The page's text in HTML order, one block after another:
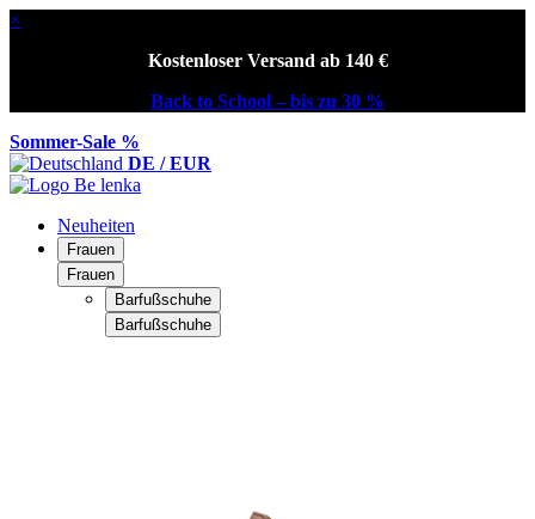
×
Kostenloser Versand ab 140 €
Back to School – bis zu 30 %
Sommer-Sale %
DE / EUR
Neuheiten
Frauen
Frauen
Barfußschuhe
Barfußschuhe